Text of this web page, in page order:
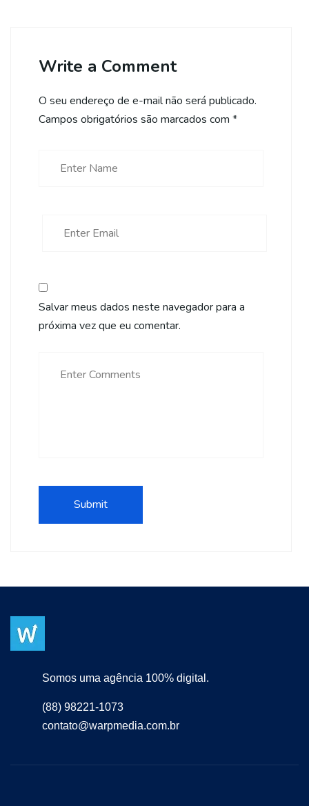
Write a Comment
O seu endereço de e-mail não será publicado.
Campos obrigatórios são marcados com *
Salvar meus dados neste navegador para a
próxima vez que eu comentar.
Somos uma agência 100% digital.
(88) 98221-1073
contato@warpmedia.com.br